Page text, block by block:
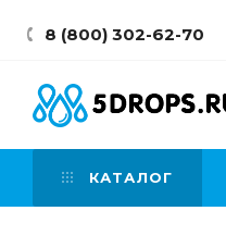
8 (800) 302-62-70
КАТАЛОГ